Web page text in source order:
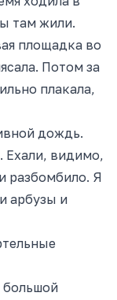
там жили.
площадка во
Потом за
плакала,
дождь.
Ехали, видимо,
разбомбило. Я
арбузы и